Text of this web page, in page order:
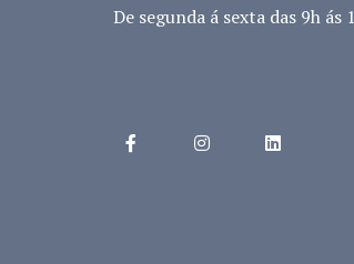
De segunda á sexta das 9h ás